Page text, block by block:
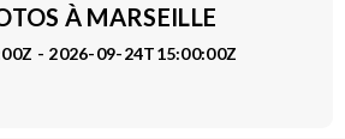
À MARSEILLE
- 2026-09-24T15:00:00Z